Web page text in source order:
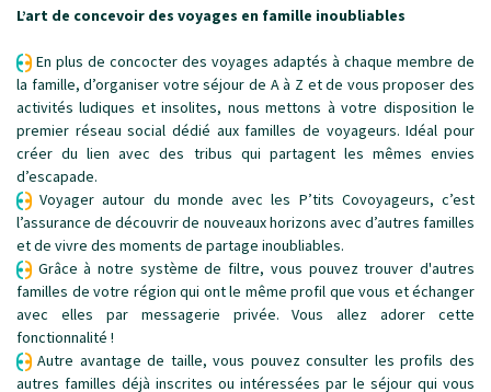
L’art de concevoir des voyages en famille inoubliables
En plus de concocter des voyages adaptés à chaque membre de
la famille, d’organiser votre séjour de A à Z et de vous proposer des
activités ludiques et insolites, nous mettons à votre disposition le
premier réseau social dédié aux familles de voyageurs. Idéal pour
créer du lien avec des tribus qui partagent les mêmes envies
d’escapade.
Voyager autour du monde avec les P’tits Covoyageurs, c’est
l’assurance de découvrir de nouveaux horizons avec d’autres familles
et de vivre des moments de partage inoubliables.
Grâce à notre système de filtre, vous pouvez trouver d'autres
familles de votre région qui ont le même profil que vous et échanger
avec elles par messagerie privée. Vous allez adorer cette
fonctionnalité !
Autre avantage de taille, vous pouvez consulter les profils des
autres familles déjà inscrites ou intéressées par le séjour qui vous